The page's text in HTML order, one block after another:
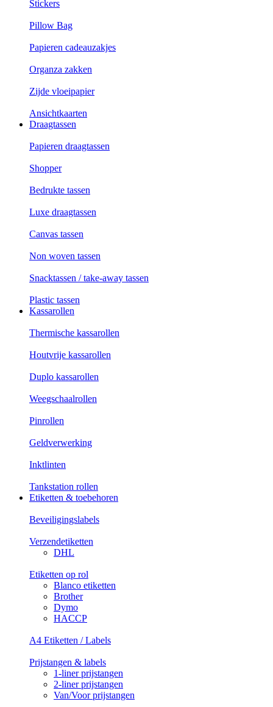
Stickers
Pillow Bag
Papieren cadeauzakjes
Organza zakken
Zijde vloeipapier
Ansichtkaarten
Draagtassen
Papieren draagtassen
Shopper
Bedrukte tassen
Luxe draagtassen
Canvas tassen
Non woven tassen
Snacktassen / take-away tassen
Plastic tassen
Kassarollen
Thermische kassarollen
Houtvrije kassarollen
Duplo kassarollen
Weegschaalrollen
Pinrollen
Geldverwerking
Inktlinten
Tankstation rollen
Etiketten & toebehoren
Beveiligingslabels
Verzendetiketten
DHL
Etiketten op rol
Blanco etiketten
Brother
Dymo
HACCP
A4 Etiketten / Labels
Prijstangen & labels
1-liner prijstangen
2-liner prijstangen
Van/Voor prijstangen